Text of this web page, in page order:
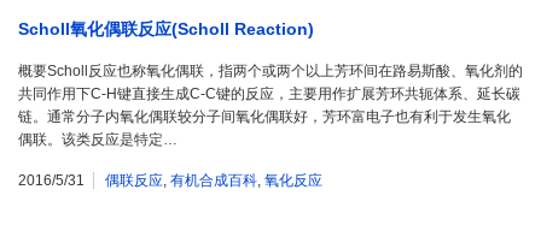
Scholl氧化偶联反应(Scholl Reaction)
概要Scholl反应也称氧化偶联，指两个或两个以上芳环间在路易斯酸、氧化剂的
共同作用下C-H键直接生成C-C键的反应，主要用作扩展芳环共轭体系、延长碳
链。通常分子内氧化偶联较分子间氧化偶联好，芳环富电子也有利于发生氧化
偶联。该类反应是特定…
2016/5/31 偶联反应, 有机合成百科, 氧化反应